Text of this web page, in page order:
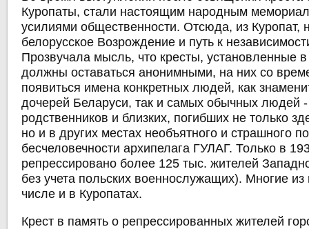
Куропаты, стали настоящим народным
усилиями общественности. Отсюда, из Куропат,
белорусское Возрождение и путь к
Прозвучала мысль, что кресты, установленные
должны оставаться анонимными, на них со
появиться имена конкретных людей, как
дочерей Беларуси, так и самых обычных людей
родственников и близких, погибших не только
но и в других местах необъятного и страшного
бесчеловечности архипелага ГУЛАГ. Только в
репрессировано более 125 тыс. жителей
без учета польских военнослужащих). Многие из
числе и в Куропатах.
Крест в память о репрессированных жителей